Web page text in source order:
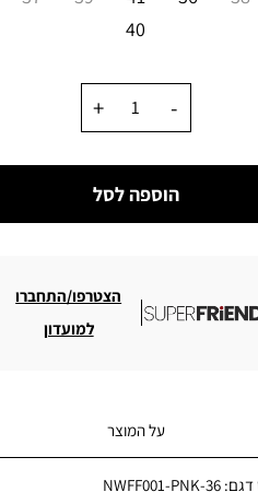
40
הוספה לסל
הצטרפו/התחברו
למועדון
על המוצר
NWFF001-PNK-36